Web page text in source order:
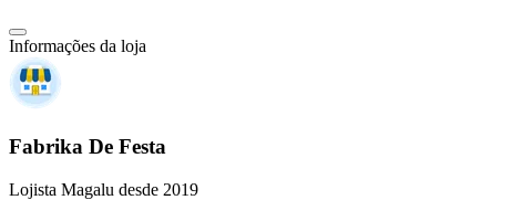
Informações da loja
Fabrika De Festa
Lojista Magalu desde 2019